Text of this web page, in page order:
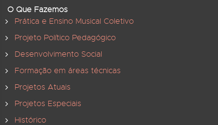
O Que Fazemos
Prática e Ensino Musical Coletivo
Projeto Político Pedagógico
Desenvolvimento Social
Formação em áreas técnicas
Projetos Atuais
Projetos Especiais
Histórico